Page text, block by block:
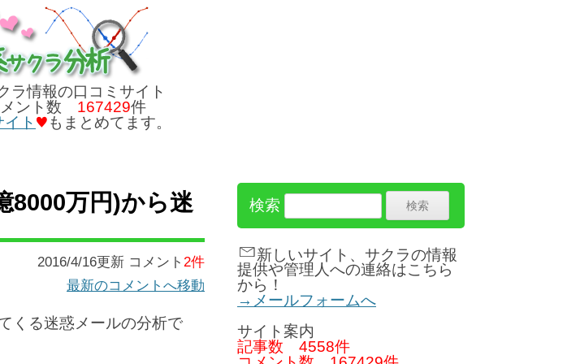
ラ情報の口コミサイト
ント数 167429件
ト
もまとめてます。
8000万円)から迷
2016/4/16更新 コメント 2件
最新のコメントへ移動
くる迷惑メールの分析で
検索
新しいサイト、サクラの情報
提供や管理人への連絡はこちら
から！
→メールフォームへ
サイト案内
記事数 4558件